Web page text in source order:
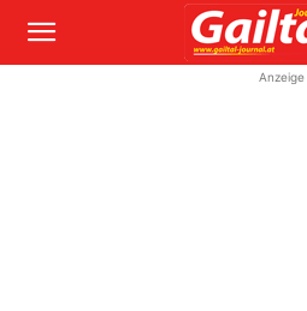
Anzeige